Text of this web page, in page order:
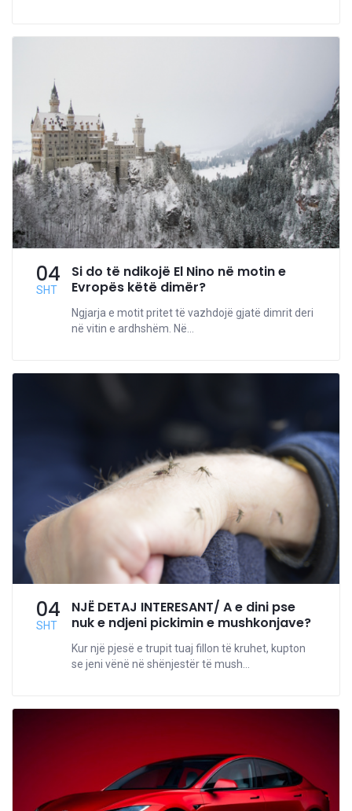
04
SHT
Si do të ndikojë El Nino në motin e
Evropës këtë dimër?
Ngjarja e motit pritet të vazhdojë gjatë dimrit deri
në vitin e ardhshëm. Në...
04
SHT
NJË DETAJ INTERESANT/ A e dini pse
nuk e ndjeni pickimin e mushkonjave?
Kur një pjesë e trupit tuaj fillon të kruhet, kupton
se jeni vënë në shënjestër të mush...